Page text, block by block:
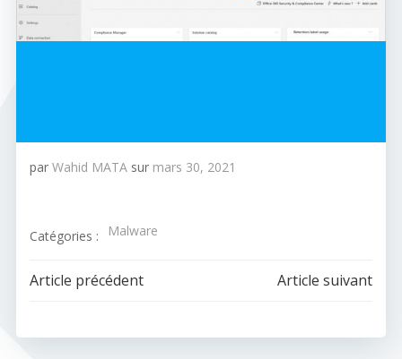
par Wahid MATA sur mars 30, 2021
Catégories : Malware
Navigation
de
Article précédent
Navigation
de
Article suivant